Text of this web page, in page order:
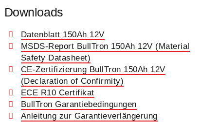
Downloads
Datenblatt 150Ah 12V
MSDS-Report BullTron 150Ah 12V (Material
Safety Datasheet)
CE-Zertifizierung BullTron 150Ah 12V
(Declaration of Confirmity)
ECE R10 Certifikat
BullTron Garantiebedingungen
Anleitung zur Garantieverlängerung